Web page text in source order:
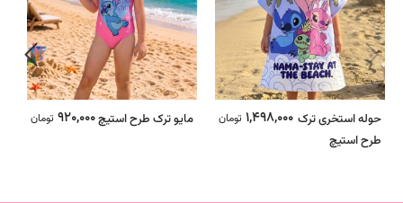
حوله استخری ترک
طرح استیچ
1,498,000 تومان مایو ترک طرح استیچ920,000 تومان